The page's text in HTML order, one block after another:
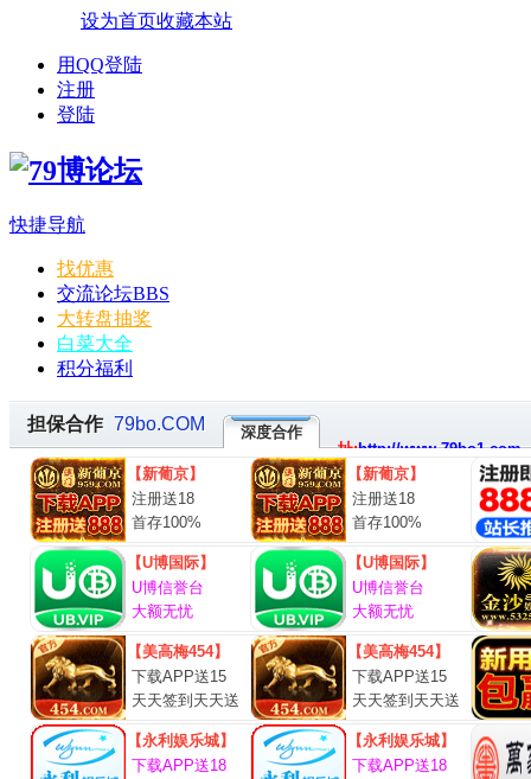
设为首页收藏本站
用QQ登陆
注册
登陆
快捷导航
找优惠
交流论坛BBS
大转盘抽奖
白菜大全
积分福利